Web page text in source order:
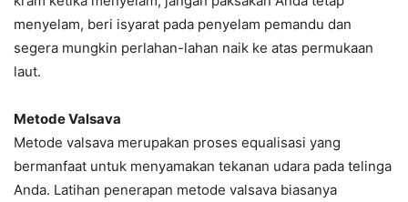
menyelam, beri isyarat pada penyelam pemandu dan
segera mungkin perlahan-lahan naik ke atas permukaan
laut.
Metode Valsava
Metode valsava merupakan proses equalisasi yang
bermanfaat untuk menyamakan tekanan udara pada telinga
Anda. Latihan penerapan metode valsava biasanya